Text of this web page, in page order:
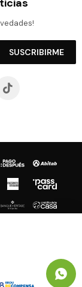
SUSCRIBIRME
